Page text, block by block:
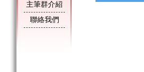
主筆群介紹
聯絡我們